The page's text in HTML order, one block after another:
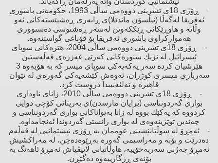
- ڕۆژی 18ی تشرینی دووەمی ساڵی 1993، حكومەتی باشوری
ئەفریقا لەگەڵا (نیڵسۆن ماندێلا)ی ڕابەری ڕەشپێستەكانی ئەو
وڵاتە ‌و هاوڕێكانی ڕێككەوتن لەسەر ڕەشنوسی دەستووری
هەمواركراوی باشوری ئەفریقا بۆ قۆناغی گواستنەوە.
- ڕۆژی 18ی تشرینی دووەمی ساڵی 2004، هێزەكانی سوپای
ئیسرائیل لە نزیك سنورەكانی كەرتی غەززەی فەڵەستین
هێرشیان كردە سەر یەكەیەكی سوپای میسر كە بە هۆیەوە 3
سەربازی میسری كوژران، ئەوەش كێشەیەكی گەورەی لە نێوان
قاهیرە ‌و تەلئەبیبدا دروست كرد.
- ڕۆژی 18ی تشرینی دووەمی ساڵی 2010، زانای ناوداری
بواری گەردونناسی (برایان مارسدن)ی بەریتانی كۆچی دوایی
كردووە كە یەكێك بووە لە زانا بەتواناكانی بواری گەردونناسی ‌و
چەندین توێژینەوەی لە بواری زانستی گەردوندا ئەنجامداوە.
- ئەمڕۆ لە سوڵتاننشینی عوممان بە ڕۆژی نیشتمانیی لە قەڵەم
دەدرێت ‌و بۆنە ‌و مەراسیمی گەورە بەڕێوەدەچن، لە مەراكشیش
ئەمڕۆ جەژنی سەربەخۆییە، هاوڵاتیانی لاتیڤیاش ئەمڕۆ ئاهەنگ بە
بۆنەی ڕزگارییەوە دەگێڕن.